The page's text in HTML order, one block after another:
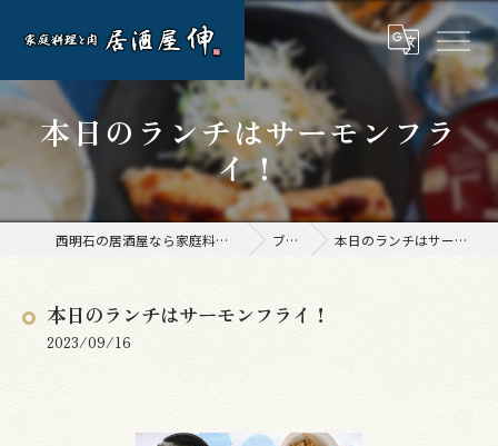
本日のランチはサーモンフラ
イ！
西明石の居酒屋なら家庭料理と肉 居酒屋 伸 ブログ 本日のランチはサーモンフライ！
本日のランチはサーモンフライ！
2023/09/16